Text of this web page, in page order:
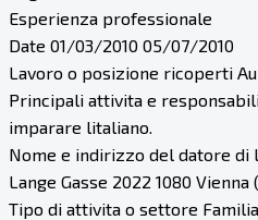
Esperienza professionale
Date 01/03/2010 05/07/2010
Lavoro o posizione ricoperti
Principali attivita e
imparare litaliano.
Nome e indirizzo del datore di
Lange Gasse 2022 1080 Vienna
Tipo di attivita o settore